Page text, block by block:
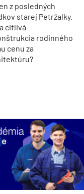
z posledných
starej Petržalky.
citlivá
rodinného
cenu za